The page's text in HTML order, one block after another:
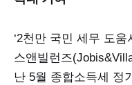
‘2천만 국민 세무 도
스앤빌런즈
난 5월 종합소득세 정